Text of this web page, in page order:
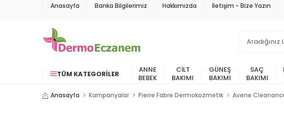
Anasayfa Banka Bilgilerimiz Hakkımızda İletişim - Bize Yazın
TÜM KATEGORILER
ANNE
BEBEK
CILT
BAKIMI
GÜNEŞ
BAKIMI
SAÇ
BAKIMI
Anasayfa Kampanyalar Pierre Fabre Dermokozmetik Avene